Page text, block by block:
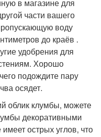
в магазине для
части вашего
воду
до краёв .
удобрения для
Хорошо
подождите пару
осядет.
облик клумбы, можете
декоративными
острых углов, что